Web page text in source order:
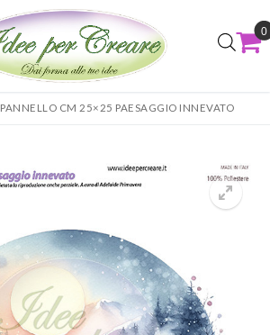
0
PANNELLO CM 25×25 PAESAGGIO INNEVATO